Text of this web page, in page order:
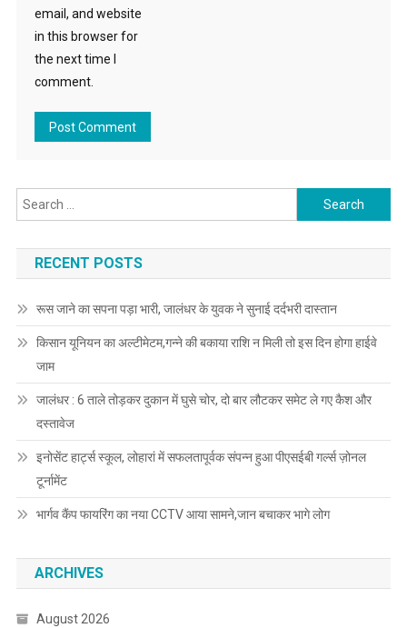
email, and website
in this browser for
the next time I
comment.
Search for:
RECENT POSTS
रूस जाने का सपना पड़ा भारी, जालंधर के युवक ने सुनाई दर्दभरी दास्तान
किसान यूनियन का अल्टीमेटम,गन्ने की बकाया राशि न मिली तो इस दिन होगा हाईवे
जाम
जालंधर : 6 ताले तोड़कर दुकान में घुसे चोर, दो बार लौटकर समेट ले गए कैश और
दस्तावेज
इनोसेंट हार्ट्स स्कूल, लोहारां में सफलतापूर्वक संपन्न हुआ पीएसईबी गर्ल्स ज़ोनल
टूर्नामेंट
भार्गव कैंप फायरिंग का नया CCTV आया सामने,जान बचाकर भागे लोग
ARCHIVES
August 2026